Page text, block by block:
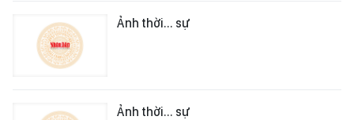
Ảnh thời... sự
Ảnh thời... sự